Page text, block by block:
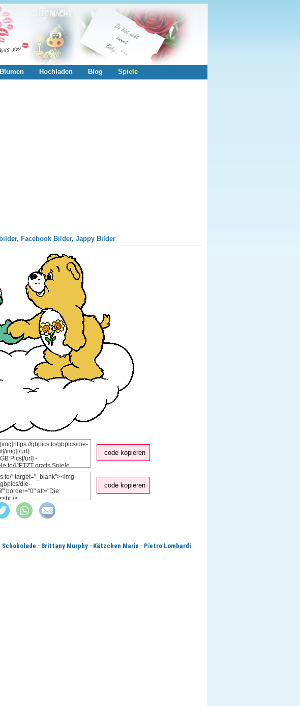
Blumen Hochladen Blog Spiele
Facebook Bilder, Jappy Bilder
code kopieren
code kopieren
Schokolade - Brittany Murphy- Kätzchen Marie - Pietro Lombardi